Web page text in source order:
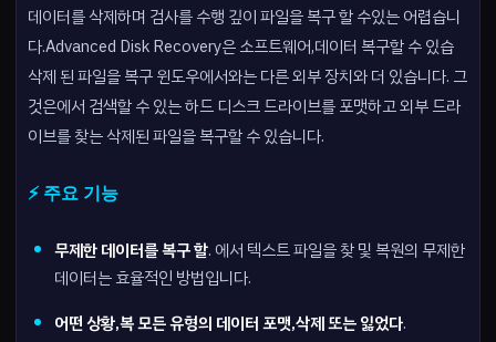
데이터를 삭제하며 검사를 수행 깊이 파일을 복구 할 수있는 어렵습니
다.Advanced Disk Recovery은 소프트웨어,데이터 복구할 수 있습
삭제 된 파일을 복구 윈도우에서와는 다른 외부 장치와 더 있습니다. 그
것은에서 검색할 수 있는 하드 디스크 드라이브를 포맷하고 외부 드라
이브를 찾는 삭제된 파일을 복구할 수 있습니다.
⚡ 주요 기능
무제한 데이터를 복구 할. 에서 텍스트 파일을 찾 및 복원의 무제한
데이터는 효율적인 방법입니다.
어떤 상황,복 모든 유형의 데이터 포맷,삭제 또는 잃었다.